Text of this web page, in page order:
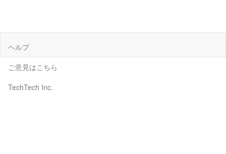
ヘルプ
ご意見はこちら
TechTech Inc.